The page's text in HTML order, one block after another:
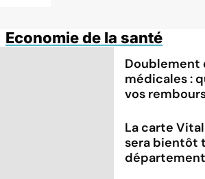
Economie de la santé
Doublement
médicales :
vos
La carte
sera bientôt